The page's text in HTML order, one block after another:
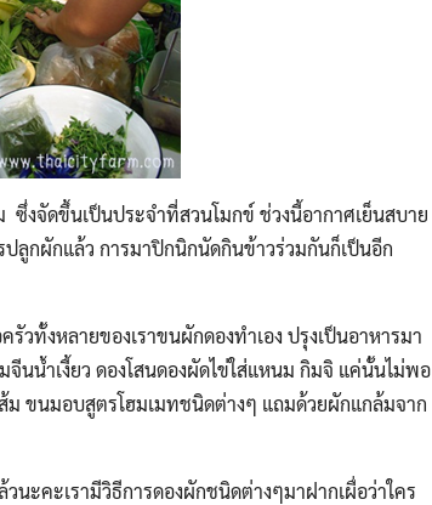
งจัดขึ้นเป็นประจำที่สวนโมกข์ ช่วงนี้อากาศเย็นสบาย
ลูกผักแล้ว การมาปิกนิกนัดกินข้าวร่วมกันก็เป็นอีก
วทั้งหลายของเราขนผักดองทำเอง ปรุงเป็นอาหารมา
น้ำเงี้ยว ดองโสนดองผัดไข่ใส่แหนม กิมจิ แค่นั้นไม่พอ
ม ขนมอบสูตรโฮมเมทชนิดต่างๆ แถมด้วยผักแกล้มจาก
นะคะเรามีวิธีการดองผักชนิดต่างๆมาฝากเผื่อว่าใคร